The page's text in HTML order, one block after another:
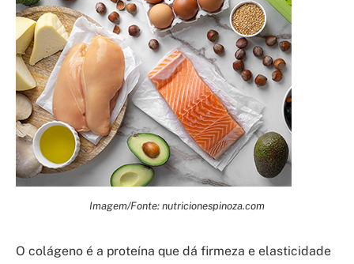
Imagem/Fonte: nutricionespinoza.com
O colágeno é a proteína que dá firmeza e elasticidade